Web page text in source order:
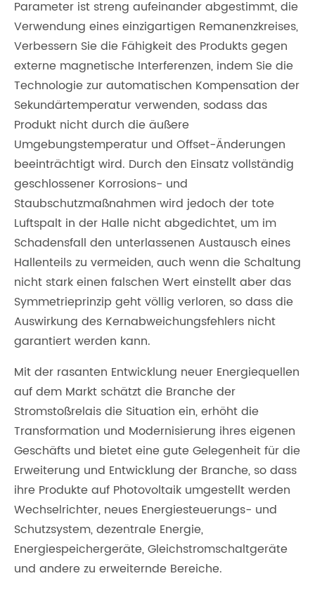
Parameter ist streng aufeinander abgestimmt, die
Verwendung eines einzigartigen Remanenzkreises,
Verbessern Sie die Fähigkeit des Produkts gegen
externe magnetische Interferenzen, indem Sie die
Technologie zur automatischen Kompensation der
Sekundärtemperatur verwenden, sodass das
Produkt nicht durch die äußere
Umgebungstemperatur und Offset-Änderungen
beeinträchtigt wird. Durch den Einsatz vollständig
geschlossener Korrosions- und
Staubschutzmaßnahmen wird jedoch der tote
Luftspalt in der Halle nicht abgedichtet, um im
Schadensfall den unterlassenen Austausch eines
Hallenteils zu vermeiden, auch wenn die Schaltung
nicht stark einen falschen Wert einstellt aber das
Symmetrieprinzip geht völlig verloren, so dass die
Auswirkung des Kernabweichungsfehlers nicht
garantiert werden kann.
Mit der rasanten Entwicklung neuer Energiequellen
auf dem Markt schätzt die Branche der
Stromstoßrelais die Situation ein, erhöht die
Transformation und Modernisierung ihres eigenen
Geschäfts und bietet eine gute Gelegenheit für die
Erweiterung und Entwicklung der Branche, so dass
ihre Produkte auf Photovoltaik umgestellt werden
Wechselrichter, neues Energiesteuerungs- und
Schutzsystem, dezentrale Energie,
Energiespeichergeräte, Gleichstromschaltgeräte
und andere zu erweiternde Bereiche.